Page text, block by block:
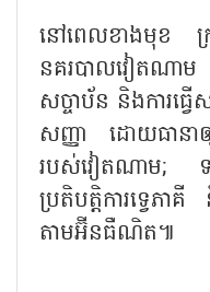
នៅពេលខាងមុខ
នគរបាលវៀតណា
សច្ចាប័ន និងការធ្វ
សញ្ញា ដោយធានាឲ្
របស់វៀតណាម; ទ
ប្រតិបត្តិការទ្វេភ
តាមអ៊ីនធឺណិត៕